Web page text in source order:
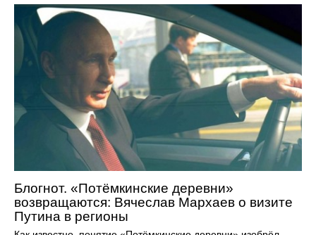
Блогнот. «Потёмкинские деревни»
возвращаются: Вячеслав Мархаев о визите
Путина в регионы